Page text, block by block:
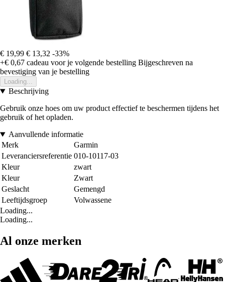
€ 19,99 € 13,32 -33%
+€ 0,67 cadeau voor je volgende bestelling Bijgeschreven na
bevestiging van je bestelling
Loading...
Beschrijving
Gebruik onze hoes om uw product effectief te beschermen tijdens het
gebruik of het opladen.
Aanvullende informatie
Merk
Garmin
Leveranciersreferentie 010-10117-03
Kleur
zwart
Kleur
Zwart
Geslacht
Gemengd
Leeftijdsgroep
Volwassene
Loading...
Loading...
Al onze merken